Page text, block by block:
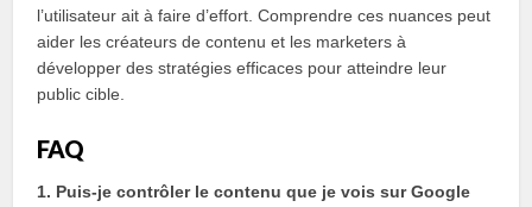
l’utilisateur ait à faire d’effort. Comprendre ces nuances peut
aider les créateurs de contenu et les marketers à
développer des stratégies efficaces pour atteindre leur
public cible.
FAQ
1. Puis-je contrôler le contenu que je vois sur Google